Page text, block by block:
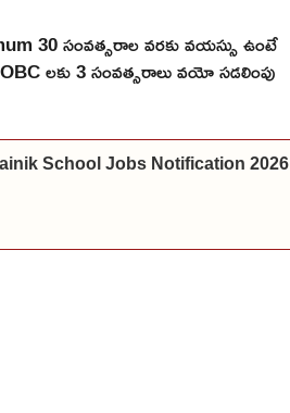
30 సంవత్సరాల వరకు వయస్సు ఉంటే
లకు 3 సంవత్సరాలు వయో సడలింపు
School Jobs Notification 2026 |